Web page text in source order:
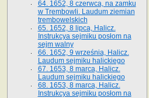
64. 1652, 8 czerwca, na zamku
w Trembowli. Laudum ziemian
trembowelskich
65. 1652, 8 lipca, Halicz.
Instrukcya sejmiku posłom na
sejm walny
66. 1652, 9 września, Halicz.
Laudum sejmiku halickiego
67. 1653, 8 marca, Halicz.
Laudum sejmiku halickiego
68. 1653, 8 marca, Halicz.
Instrukcya sejmiku posłom na